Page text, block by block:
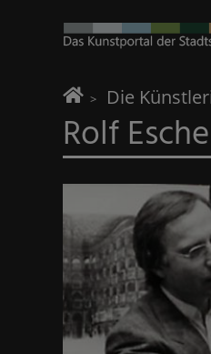
Home
Die
Rolf